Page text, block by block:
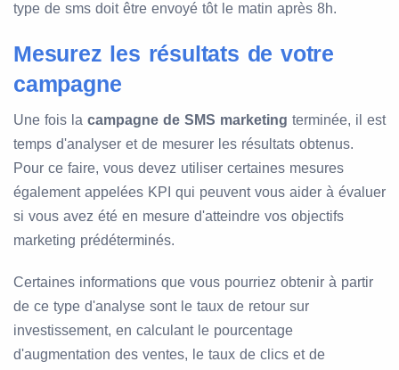
type de sms doit être envoyé tôt le matin après 8h.
Mesurez les résultats de votre
campagne
Une fois la campagne de SMS marketing terminée, il est
temps d'analyser et de mesurer les résultats obtenus.
Pour ce faire, vous devez utiliser certaines mesures
également appelées KPI qui peuvent vous aider à évaluer
si vous avez été en mesure d'atteindre vos objectifs
marketing prédéterminés.
Certaines informations que vous pourriez obtenir à partir
de ce type d'analyse sont le taux de retour sur
investissement, en calculant le pourcentage
d'augmentation des ventes, le taux de clics et de